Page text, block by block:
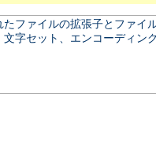
たファイルの拡張子とファ
文字セット、エンコーディン